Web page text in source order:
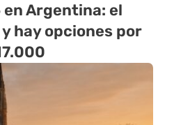
Argentina: el
hay opciones por